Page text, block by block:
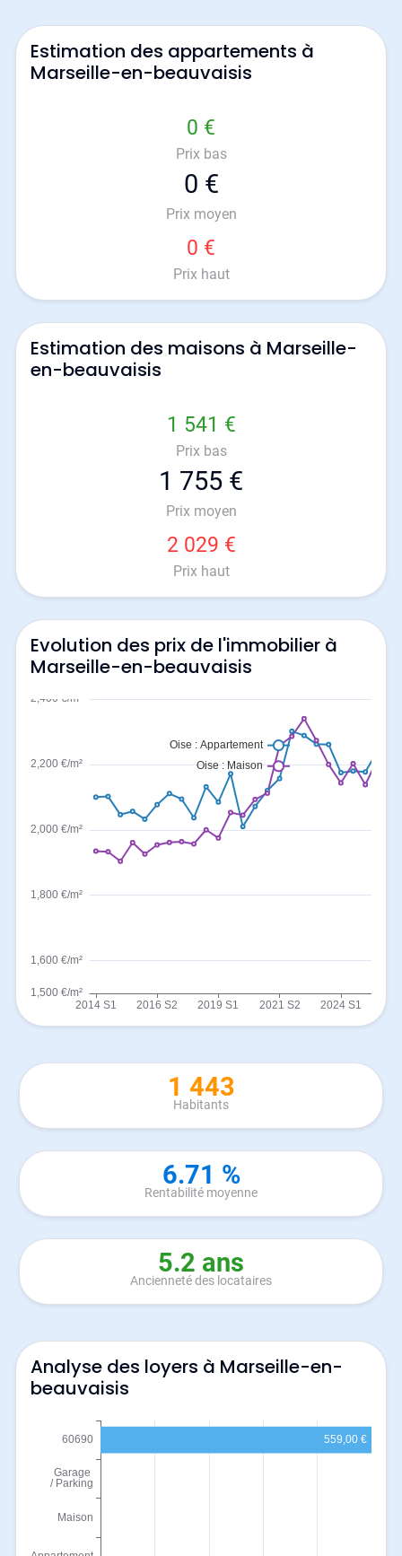
Estimation des appartements à
Marseille-en-beauvaisis
0 €
Prix bas
0 €
Prix moyen
0 €
Prix haut
Estimation des maisons à Marseille-
en-beauvaisis
1 541 €
Prix bas
1 755 €
Prix moyen
2 029 €
Prix haut
Evolution des prix de l'immobilier à
Marseille-en-beauvaisis
1 443
Habitants
6.71 %
Rentabilité moyenne
5.2 ans
Ancienneté des locataires
Analyse des loyers à Marseille-en-
beauvaisis